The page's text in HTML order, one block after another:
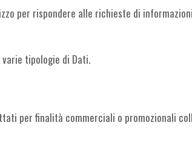
per rispondere alle richieste di
tipologie di Dati.
per finalità commerciali o promozionali